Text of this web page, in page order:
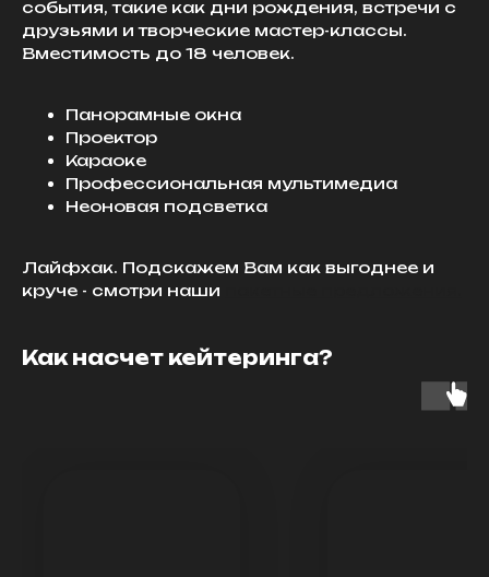
события, такие как дни рождения, встречи с
друзьями и творческие мастер-классы.
Вместимость до 18 человек.
Панорамные окна
Проектор
Караоке
Профессиональная мультимедиа
Неоновая подсветка
Лайфхак. Подскажем Вам как выгоднее и
круче - смотри наши
Как насчет кейтеринга?